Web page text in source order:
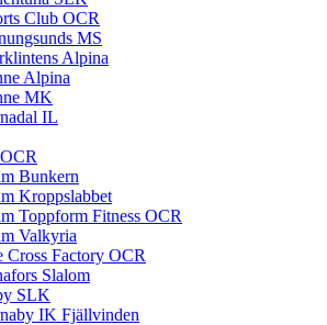
Club OCR
MS
Alpina
Alpina
MK
IL
Bunkern
Kroppslabbet
Toppform Fitness OCR
Valkyria
Cross Factory OCR
Slalom
SLK
IK Fjällvinden